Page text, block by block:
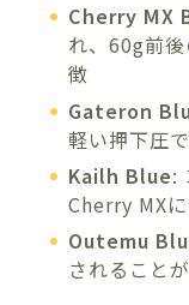
Cherry MX
れ、60g前
徴
Gateron
軽い押下圧
Kailh Blue:
Cherry MX
Outemu
されること